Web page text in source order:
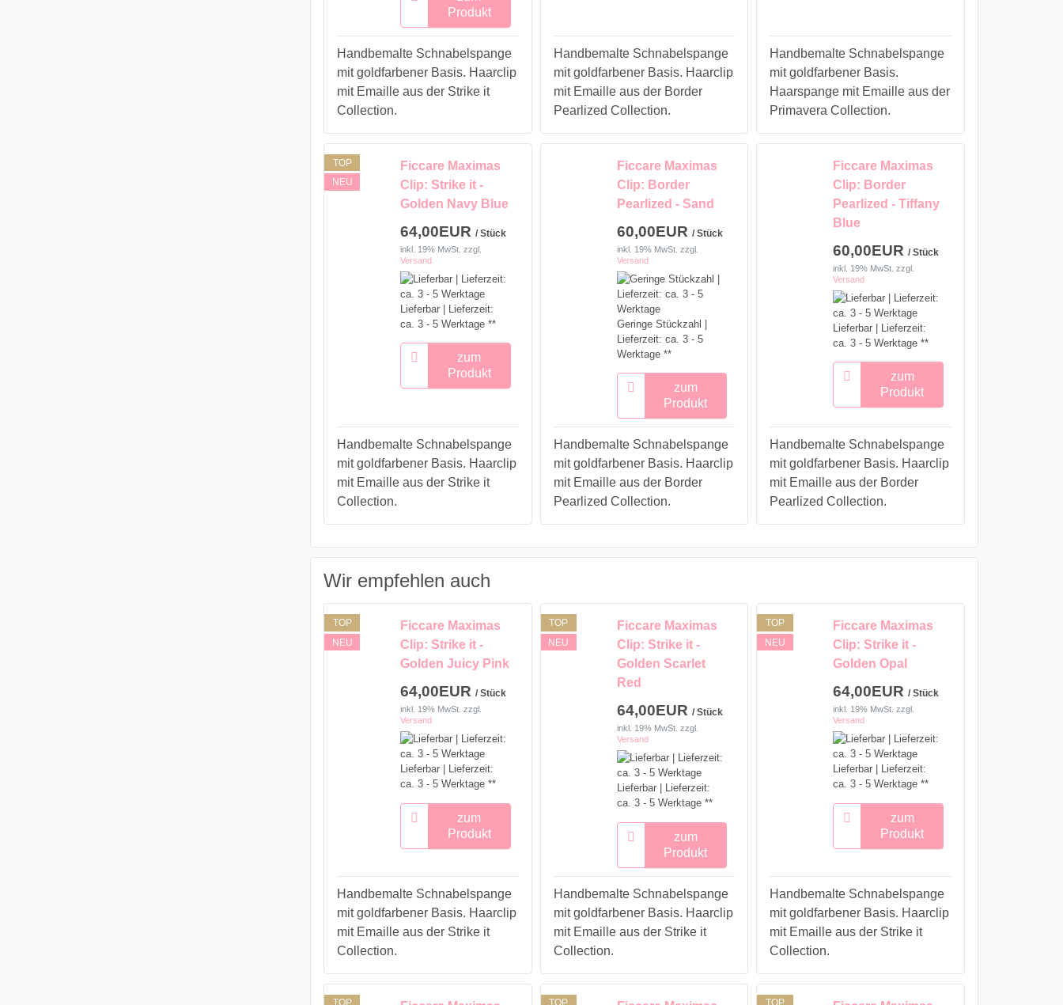
Produkt
Handbemalte Schnabelspange
mit goldfarbener Basis. Haarclip
mit Emaille aus der Strike it
Collection.
Handbemalte Schnabelspange
mit goldfarbener Basis. Haarclip
mit Emaille aus der Border
Pearlized Collection.
Handbemalte Schnabelspange
mit goldfarbener Basis.
Haarspange mit Emaille aus der
Primavera Collection.
TOP
NEU
Ficcare Maximas
Clip: Strike it -
Golden Navy Blue
64,00EUR / Stück
inkl. 19% MwSt. zzgl.
Versand
Lieferbar | Lieferzeit:
ca. 3 - 5 Werktage **
zum
Produkt
Handbemalte Schnabelspange
mit goldfarbener Basis. Haarclip
mit Emaille aus der Strike it
Collection.
Ficcare Maximas
Clip: Border
Pearlized - Sand
60,00EUR / Stück
inkl. 19% MwSt. zzgl.
Versand
Geringe Stückzahl |
Lieferzeit: ca. 3 - 5
Werktage **
zum
Produkt
Handbemalte Schnabelspange
mit goldfarbener Basis. Haarclip
mit Emaille aus der Border
Pearlized Collection.
Ficcare Maximas
Clip: Border
Pearlized - Tiffany
Blue
60,00EUR/ Stück
inkl. 19% MwSt. zzgl.
Versand
Lieferbar | Lieferzeit:
ca. 3 - 5 Werktage **
zum
Produkt
Handbemalte Schnabelspange
mit goldfarbener Basis. Haarclip
mit Emaille aus der Border
Pearlized Collection.
Wir empfehlen auch
TOP
NEU
Ficcare Maximas
Clip: Strike it -
Golden Juicy Pink
64,00EUR / Stück
inkl. 19% MwSt. zzgl.
Versand
Lieferbar | Lieferzeit:
ca. 3 - 5 Werktage **
zum
Produkt
Handbemalte Schnabelspange
mit goldfarbener Basis. Haarclip
mit Emaille aus der Strike it
Collection.
TOP
NEU
Ficcare Maximas
Clip: Strike it -
Golden Scarlet
Red
64,00EUR / Stück
inkl. 19% MwSt. zzgl.
Versand
Lieferbar | Lieferzeit:
ca. 3 - 5 Werktage **
zum
Produkt
Handbemalte Schnabelspange
mit goldfarbener Basis. Haarclip
mit Emaille aus der Strike it
Collection.
TOP
NEU
Ficcare Maximas
Clip: Strike it -
Golden Opal
64,00EUR/ Stück
inkl. 19% MwSt. zzgl.
Versand
Lieferbar | Lieferzeit:
ca. 3 - 5 Werktage **
zum
Produkt
Handbemalte Schnabelspange
mit goldfarbener Basis. Haarclip
mit Emaille aus der Strike it
Collection.